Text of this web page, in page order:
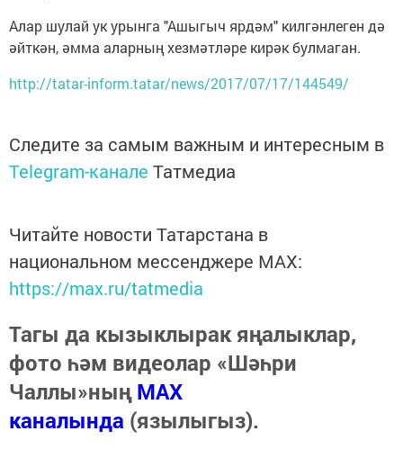
Алар шулай ук урынга "Ашыгыч ярдәм" килгәнлеген дә
әйткән, әмма аларның хезмәтләре кирәк булмаган.
http://tatar-inform.tatar/news/2017/07/17/144549/
Следите за самым важным и интересным в
Telegram-канале Татмедиа
Читайте новости Татарстана в
национальном мессенджере MАХ:
https://max.ru/tatmedia
Тагы да кызыклырак яңалыклар,
фото һәм видеолар «Шәһри
Чаллы»ныңMAX
каналында (язылыгыз).